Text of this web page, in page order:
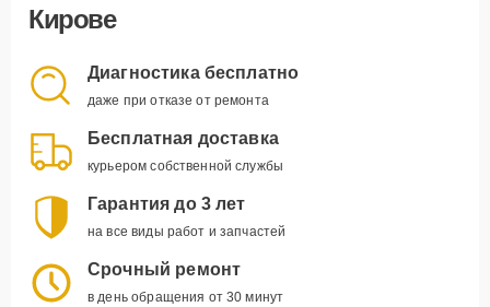
Кирове
Диагностика бесплатно
даже при отказе от ремонта
Бесплатная доставка
курьером собственной службы
Гарантия до 3 лет
на все виды работ и запчастей
Срочный ремонт
в день обращения от 30 минут